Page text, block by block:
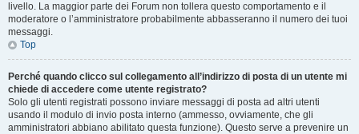
livello. La maggior parte dei Forum non tollera questo comportamento e il
moderatore o l’amministratore probabilmente abbasseranno il numero dei tuoi
messaggi.
Top
Perché quando clicco sul collegamento all’indirizzo di posta di un utente mi
chiede di accedere come utente registrato?
Solo gli utenti registrati possono inviare messaggi di posta ad altri utenti
usando il modulo di invio posta interno (ammesso, ovviamente, che gli
amministratori abbiano abilitato questa funzione). Questo serve a prevenire un